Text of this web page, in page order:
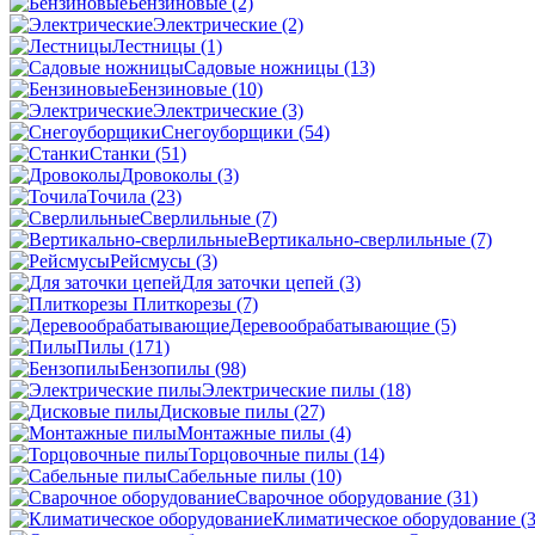
Электрические (2)
Лестницы (1)
Садовые ножницы (13)
Бензиновые (10)
Электрические (3)
Снегоуборщики (54)
Станки (51)
Дровоколы (3)
Точила (23)
Сверлильные (7)
Вертикально-сверлильные (7)
Рейсмусы (3)
Для заточки цепей (3)
Плиткорезы (7)
Деревообрабатывающие (5)
Пилы (171)
Бензопилы (98)
Электрические пилы (18)
Дисковые пилы (27)
Монтажные пилы (4)
Торцовочные пилы (14)
Сабельные пилы (10)
Сварочное оборудование (31)
Климатическое оборудование